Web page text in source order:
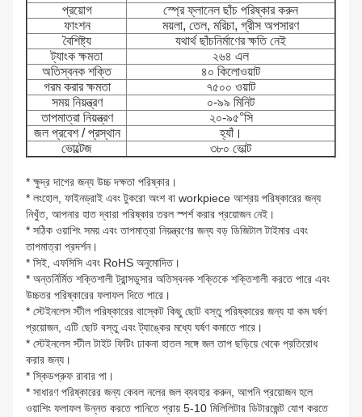
প্রয়োগ
স্প্রে ফ্লানেল ছাঁচ পরিষ্কার করুন
ফাংশন
ময়লা, তেল, মরিচা, গ্রীস অপসারণ
বৈশিষ্ট্য
যথার্থ ছাঁচনির্মাণের ক্ষতি নেই
ট্যাংক ক্ষমতা
২৬৪ এল
অতিস্বনক শক্তি
৪০ কিলোওয়াট
গরম করার ক্ষমতা
৭৫০০ ওয়াট
সময় নিয়ন্ত্রণ
০-৯৯ মিনিট
তাপমাত্রা নিয়ন্ত্রণ
২০-৯৫°সি
জল প্রবেশ / প্রস্থান
হ্যাঁ।
ভোল্টেজ
৩৮০ ভোল্ট
* ক্ষুদ্র দাগের জন্য উচ্চ দক্ষতা পরিষ্কার।
* লংহোল, ফাইনড্রাই এবং টুকরো অংশ বা workpiece আশ্রয় পরিষ্কারের জন্য
নিখুঁত, আপনার হাত দ্বারা পরিষ্কার তরল স্পর্শ করার প্রয়োজন নেই।
* সঠিক ওয়াশিং সময় এবং তাপমাত্রা নিয়ন্ত্রণের জন্য বড় ডিজিটাল টাইমার এবং
তাপমাত্রা প্রদর্শন।
* সিই, এফসিসি এবং RoHS অনুমোদিত।
* অন্তর্নির্মিত শক্তিশালী ট্রান্সডুসার অতিস্বনক শক্তিকে শক্তিশালী করতে পারে এবং
উচ্চতর পরিষ্কারের ফলাফল দিতে পারে।
* স্টেইনলেস স্টীল পরিষ্কারের বাস্কেট কিছু ছোট বস্তু পরিষ্কারের জন্য যা কম ঘর্ষণ
প্রয়োজন, এটি ছোট বস্তু এবং ট্যাঙ্কের মধ্যে ঘর্ষণ কমাতে পারে।
* স্টেইনলেস স্টীল টাইট ফিটিং ঢাকনা হাতল সঙ্গে জল তাপ ছড়িয়ে থেকে প্রতিরোধ
করার জন্য।
* স্কিডপ্রুফ রাবার পা।
* সাধারণ পরিষ্কারের জন্য কেবল নলের জল ব্যবহার করুন, আপনি প্রয়োজন হলে
ওয়াশিং ফলাফল উন্নত করতে পানিতে প্রায় 5-10 মিলিলিটার ডিটারজেন্ট যোগ করতে